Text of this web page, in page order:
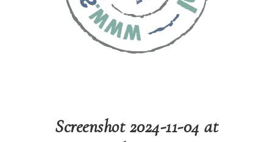
Screenshot 2024-11-04 at